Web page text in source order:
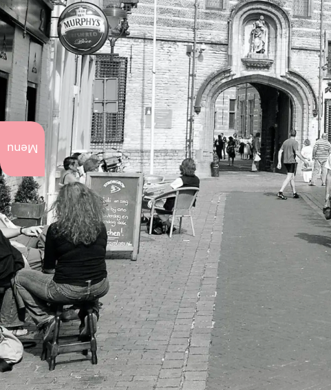
Actueel
te doen
Jaarlijkse
evenementen
Kunst
en
cultuur
Stadswandelingen
Natuur
Openbare
kunst
Menu